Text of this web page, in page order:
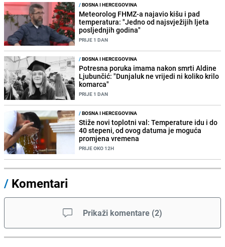
/BOSNA I HERCEGOVINA
Meteorolog FHMZ-a najavio kišu i pad
temperatura: "Jedno od najsvježijih ljeta
posljednjih godina"
PRIJE 1 DAN
/BOSNA I HERCEGOVINA
Potresna poruka imama nakon smrti Aldine
Ljubunčić: "Dunjaluk ne vrijedi ni koliko krilo
komarca"
PRIJE 1 DAN
/BOSNA I HERCEGOVINA
Stiže novi toplotni val: Temperature idu i do
40 stepeni, od ovog datuma je moguća
promjena vremena
PRIJE OKO 12H
/ Komentari
Prikaži komentare (2)